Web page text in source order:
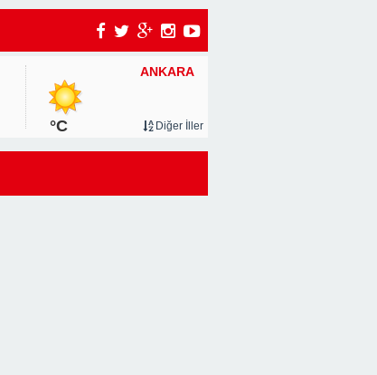
ANKARA
°C Diğer İller